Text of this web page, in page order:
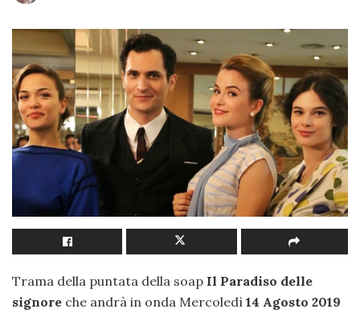
Trama della puntata della soap Il Paradiso delle
signore che andrà in onda Mercoledì 14 Agosto 2019